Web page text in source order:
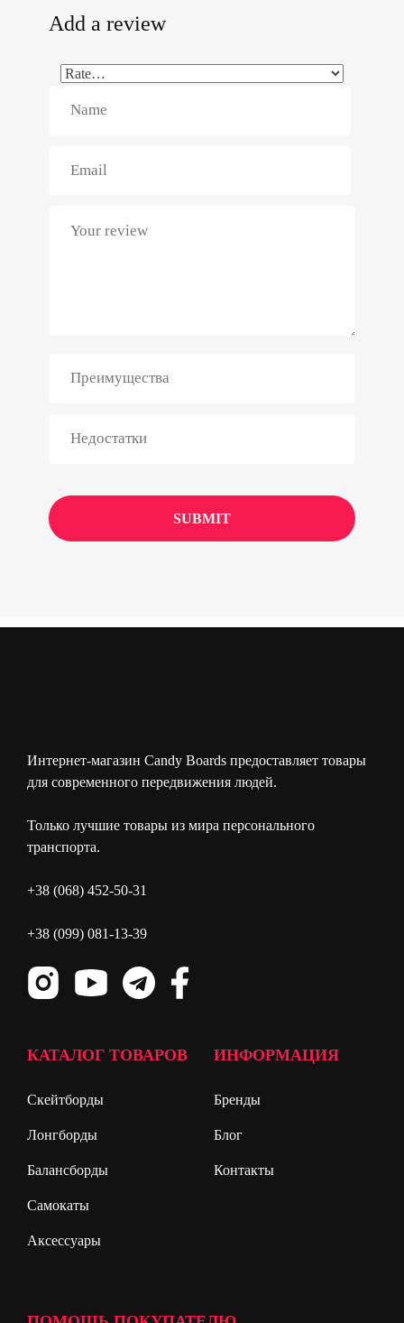
Add a review
Интернет-магазин Candy Boards предоставляет товары
для современного передвижения людей.
Только лучшие товары из мира персонального
транспорта.
+38 (068) 452-50-31
+38 (099) 081-13-39
КАТАЛОГ ТОВАРОВ
Скейтборды
Лонгборды
Балансборды
Самокаты
Аксессуары
ИНФОРМАЦИЯ
Бренды
Блог
Контакты